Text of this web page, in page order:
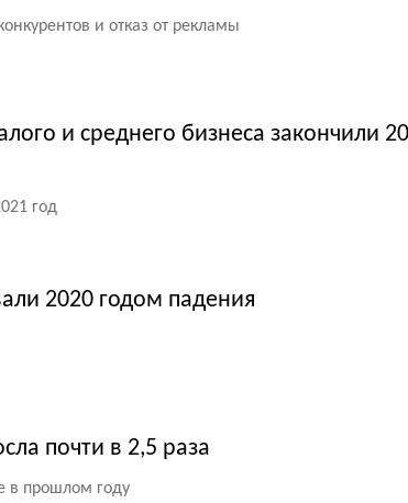
и отказ от рекламы
и среднего бизнеса закончили
год
2020 годом падения
почти в 2,5 раза
в прошлом году